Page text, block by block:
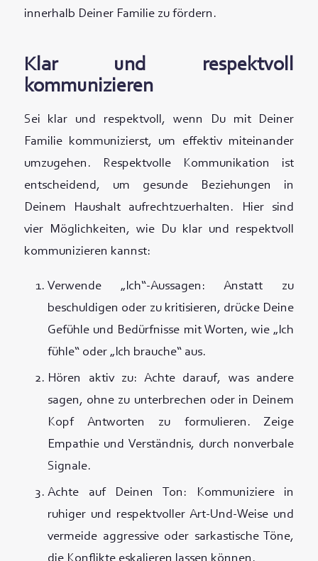
innerhalb Deiner Familie zu fördern.
Klar und respektvoll
kommunizieren
Sei klar und respektvoll, wenn Du mit Deiner
Familie kommunizierst, um effektiv miteinander
umzugehen. Respektvolle Kommunikation ist
entscheidend, um gesunde Beziehungen in
Deinem Haushalt aufrechtzuerhalten. Hier sind
vier Möglichkeiten, wie Du klar und respektvoll
kommunizieren kannst:
Verwende „Ich“-Aussagen: Anstatt zu
beschuldigen oder zu kritisieren, drücke Deine
Gefühle und Bedürfnisse mit Worten, wie „Ich
fühle“ oder „Ich brauche“ aus.
Hören aktiv zu: Achte darauf, was andere
sagen, ohne zu unterbrechen oder in Deinem
Kopf Antworten zu formulieren. Zeige
Empathie und Verständnis, durch nonverbale
Signale.
Achte auf Deinen Ton: Kommuniziere in
ruhiger und respektvoller Art-Und-Weise und
vermeide aggressive oder sarkastische Töne,